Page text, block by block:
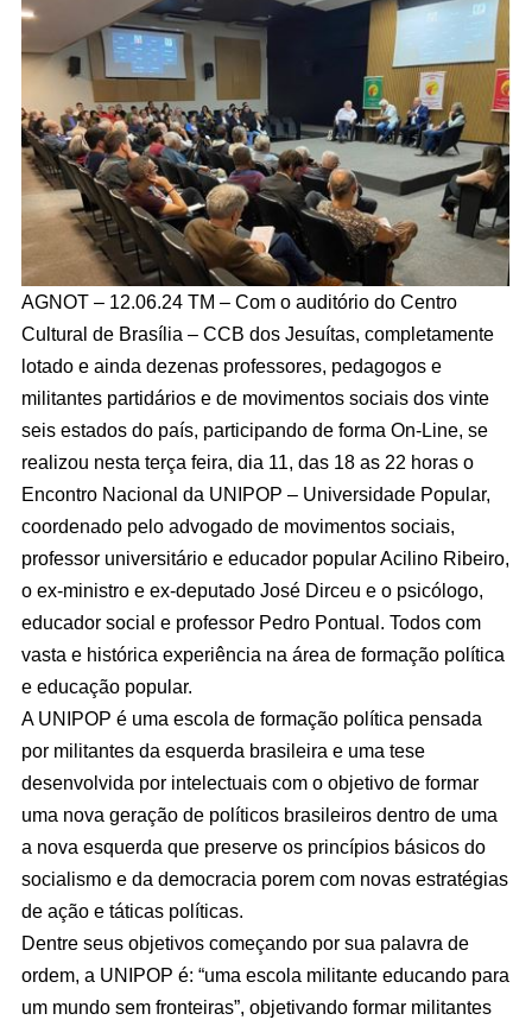
AGNOT – 12.06.24 TM – Com o auditório do Centro
Cultural de Brasília – CCB dos Jesuítas, completamente
lotado e ainda dezenas professores, pedagogos e
militantes partidários e de movimentos sociais dos vinte
seis estados do país, participando de forma On-Line, se
realizou nesta terça feira, dia 11, das 18 as 22 horas o
Encontro Nacional da UNIPOP – Universidade Popular,
coordenado pelo advogado de movimentos sociais,
professor universitário e educador popular Acilino Ribeiro,
o ex-ministro e ex-deputado José Dirceu e o psicólogo,
educador social e professor Pedro Pontual. Todos com
vasta e histórica experiência na área de formação política
e educação popular.
A UNIPOP é uma escola de formação política pensada
por militantes da esquerda brasileira e uma tese
desenvolvida por intelectuais com o objetivo de formar
uma nova geração de políticos brasileiros dentro de uma
a nova esquerda que preserve os princípios básicos do
socialismo e da democracia porem com novas estratégias
de ação e táticas políticas.
Dentre seus objetivos começando por sua palavra de
ordem, a UNIPOP é: “uma escola militante educando para
um mundo sem fronteiras”, objetivando formar militantes